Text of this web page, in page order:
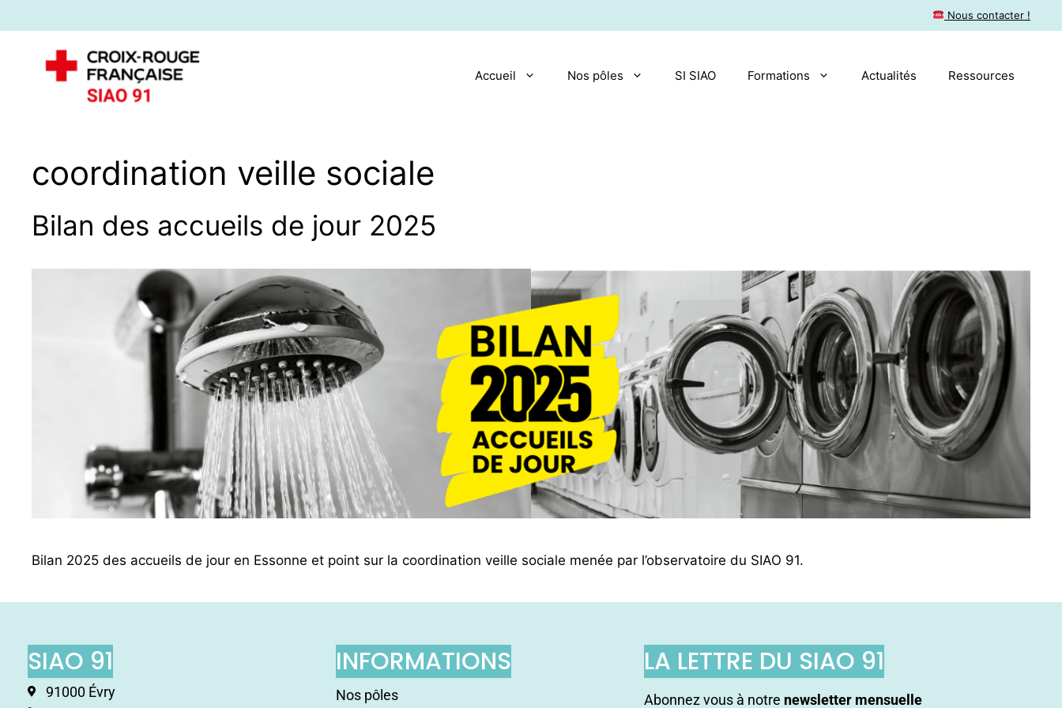
​ Nous contacter !
Accueil Nos pôles SI SIAO Formations Actualités Ressources
coordination veille sociale
Bilan des accueils de jour 2025
Bilan 2025 des accueils de jour en Essonne et point sur la coordination veille sociale menée par l’observatoire du SIAO 91.
SIAO 91
91000 Évry
INFORMATIONS
Nos pôles
LA LETTRE DU SIAO 91
Abonnez vous à notre newsletter mensuelle